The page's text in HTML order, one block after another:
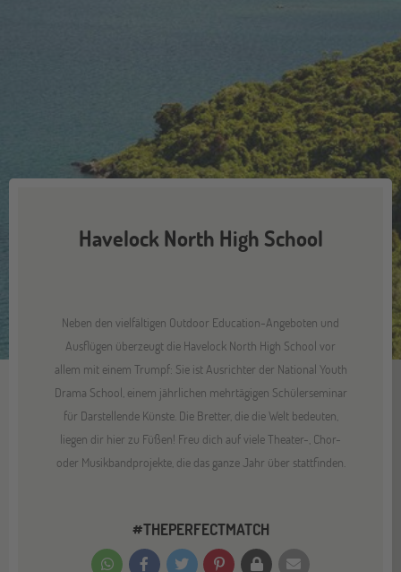
Havelock North High School
Neben den vielfältigen Outdoor Education-Angeboten und
Ausflügen überzeugt die Havelock North High School vor
allem mit einem Trumpf: Sie ist Ausrichter der National Youth
Drama School, einem jährlichen mehrtägigen Schülerseminar
für Darstellende Künste. Die Bretter, die die Welt bedeuten,
liegen dir hier zu Füßen! Freu dich auf viele Theater-, Chor-
oder Musikbandprojekte, die das ganze Jahr über stattfinden.
#THEPERFECTMATCH